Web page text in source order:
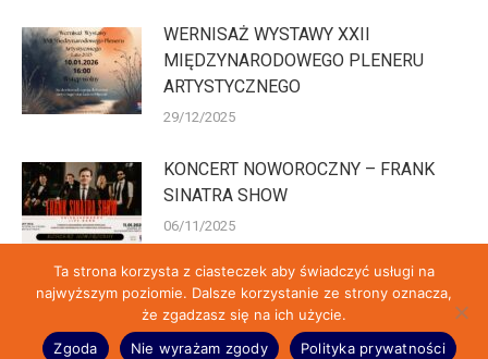
WERNISAŻ WYSTAWY XXII
MIĘDZYNARODOWEGO PLENERU
ARTYSTYCZNEGO
29/12/2025
KONCERT NOWOROCZNY – FRANK
SINATRA SHOW
06/11/2025
© Fabryczka 2026 | Przygotowane przez: Reklama-Wolomin.pl ht6.pl
Ta strona korzysta z ciasteczek aby świadczyć usługi na
najwyższym poziomie. Dalsze korzystanie ze strony oznacza,
że zgadzasz się na ich użycie.
Zgoda
Nie wyrażam zgody Polityka prywatności